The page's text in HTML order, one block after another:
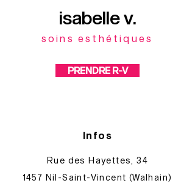
isabelle v.
soins esthétiques
PRENDRE R-V
Infos
Rue des Hayettes, 34​
1457 Nil-Saint-Vincent​​ (Walhain)